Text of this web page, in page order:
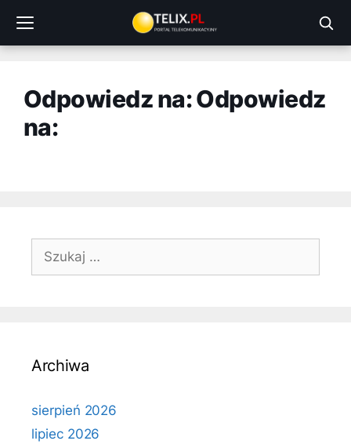
treści
Odpowiedz na: Odpowiedz
na:
Szukaj:
Archiwa
sierpień 2026
lipiec 2026